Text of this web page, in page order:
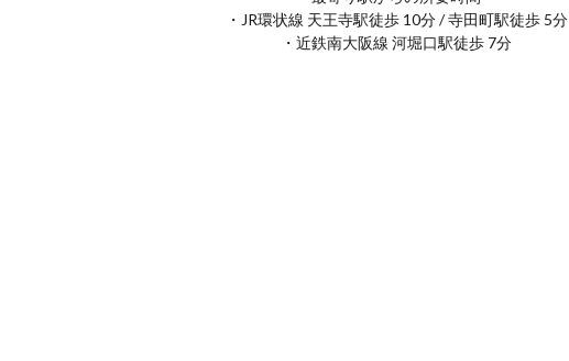
・JR環状線 天王寺駅徒歩 10分 / 寺田町駅徒歩 5分
・近鉄南大阪線 河堀口駅徒歩 7分